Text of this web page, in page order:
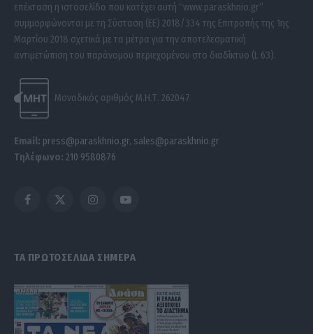
επέκταση η ιστοσελίδα που κατέχει αυτή “www.paraskhnio.gr”
συμμορφώνονται με τη Σύσταση (ΕΕ) 2018/334 της Επιτροπής της 1ης
Μαρτίου 2018 σχετικά με τα μέτρα για την αποτελεσματική
αντιμετώπιση του παράνομου περιεχομένου στο διαδίκτυο (L 63).
Μοναδικός αριθμός Μ.Η.Τ. 262047
Email: press@paraskhnio.gr, sales@paraskhnio.gr
Τηλέφωνο: 210 9580876
Facebook
X
InstagramYouTube
ΤΑ ΠΡΩΤΟΣΕΛΙΔΑ ΣΗΜΕΡΑ